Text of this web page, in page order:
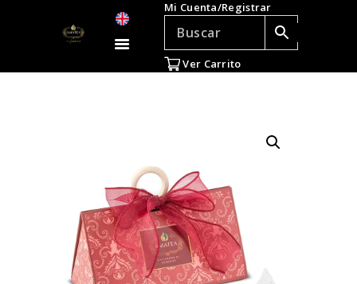
Mi Cuenta/Registrar
Ver Carrito
TÉ E INFUSIONES
ACCESORIOS
REGALOS
MAYOR
EN